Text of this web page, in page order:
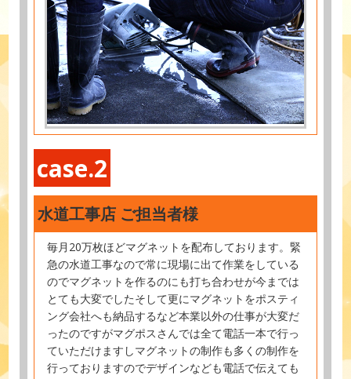
case.2
水道工事店 ご担当者様
毎月20万枚ほどマグネットを配布しております。緊
急の水道工事なので常に現場に出て作業をしている
のでマグネットを作るのにも打ち合わせが今までは
とても大変でしたそして更にマグネットをポスティ
ング会社へも納品するなど本業以外の仕事が大変だ
ったのですがマグポスさんでは全て電話一本で行っ
ていただけますしマグネットの制作も多くの制作を
行っておりますのでデザインなども電話で伝えても